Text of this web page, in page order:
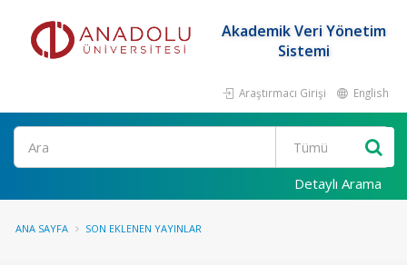
Akademik Veri Yönetim
Sistemi
Araştırmacı Girişi English
Ara
Detaylı Arama
ANA SAYFA SON EKLENEN YAYINLAR